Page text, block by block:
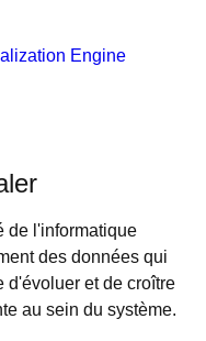
Engine
de l'informatique
des données qui
d'évoluer et de croître
au sein du système.